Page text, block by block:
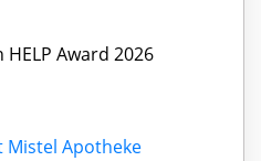
Award 2026
Mistel Apotheke